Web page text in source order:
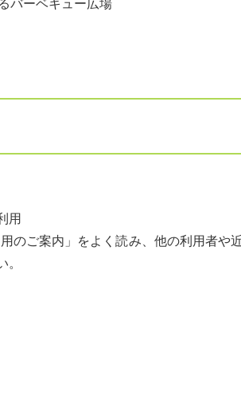
バーベキュー広場
用
のご案内」をよく読み、他の利用者や